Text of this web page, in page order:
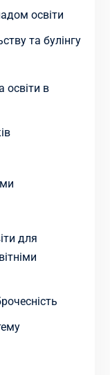
освіти
та булінгу
освіти в
для